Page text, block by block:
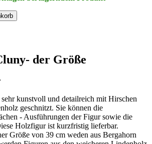
der Größe
sehr kunstvoll und detailreich mit Hirschen
geschnitzt. Sie können die
- Ausführungen der Figur sowie die
Holzfigur ist kurzfristig lieferbar.
Größe von 39 cm weden aus Bergahorn